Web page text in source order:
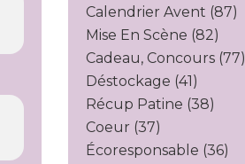
Calendrier Avent (87)
Mise En Scène (82)
Cadeau, Concours (77)
Déstockage (41)
Récup Patine (38)
Coeur (37)
Écoresponsable (36)